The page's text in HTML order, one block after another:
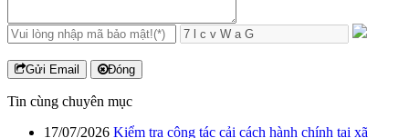
Gửi Email Đóng
Tin cùng chuyên mục
17/07/2026 Kiểm tra công tác cải cách hành chính tại xã